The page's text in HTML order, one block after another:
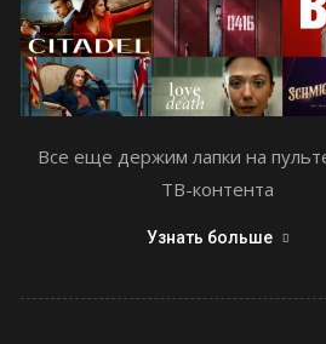
Все еще держим лапки на
ТВ-контента
Узнать больше